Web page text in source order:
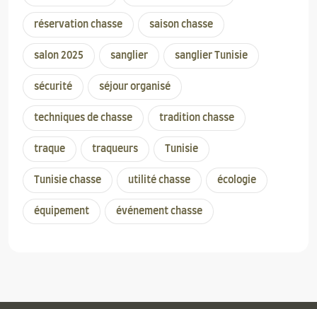
réservation chasse saison chasse
salon 2025 sanglier sanglier Tunisie
sécurité séjour organisé
techniques de chasse tradition chasse
traque traqueurs Tunisie
Tunisie chasse utilité chasse écologie
équipement événement chasse